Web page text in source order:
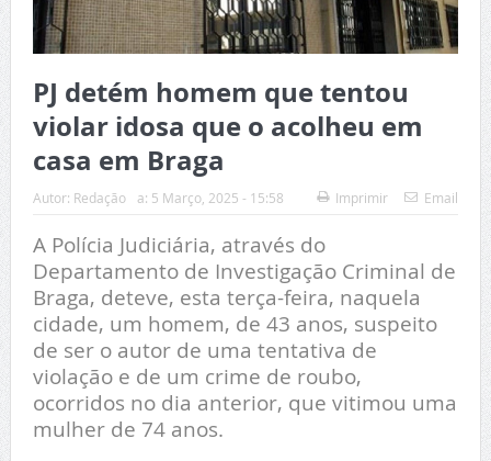
PJ detém homem que tentou
violar idosa que o acolheu em
casa em Braga
Autor: Redação a: 5 Março, 2025 - 15:58 Imprimir Email
A Polícia Judiciária, através do
Departamento de Investigação Criminal de
Braga, deteve, esta terça-feira, naquela
cidade, um homem, de 43 anos, suspeito
de ser o autor de uma tentativa de
violação e de um crime de roubo,
ocorridos no dia anterior, que vitimou uma
mulher de 74 anos.